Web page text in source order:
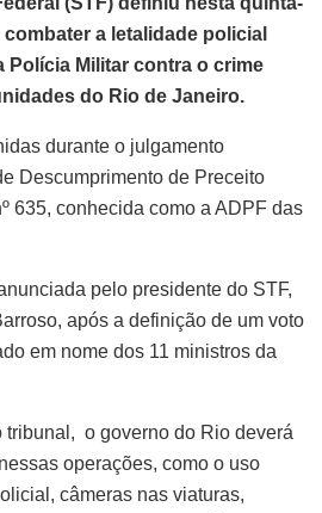
a letalidade policial
Polícia Militar contra o crime
do Rio de Janeiro.
durante o julgamento
Descumprimento de Preceito
635, conhecida como a ADPF das
pelo presidente do STF,
após a definição de um voto
em nome dos 11 ministros da
tribunal, o governo do Rio deverá
operações, como o uso
câmeras nas viaturas,